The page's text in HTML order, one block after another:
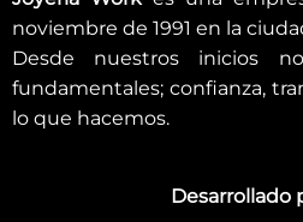
noviembre de 1991 en la
Desde nuestros inicios
fundamentales; confianza,
lo que hacemos.
Desarrollado